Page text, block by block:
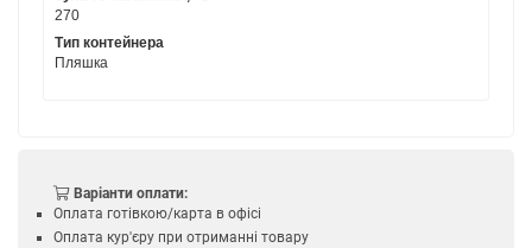
270
Тип контейнера
Пляшка
Варіанти оплати:
Оплата готівкою/карта в офісі
Оплата кур'єру при отриманні товару